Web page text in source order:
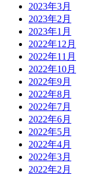
2023年3月
2023年2月
2023年1月
2022年12月
2022年11月
2022年10月
2022年9月
2022年8月
2022年7月
2022年6月
2022年5月
2022年4月
2022年3月
2022年2月